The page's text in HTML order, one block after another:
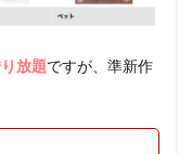
放題ですが、準新作